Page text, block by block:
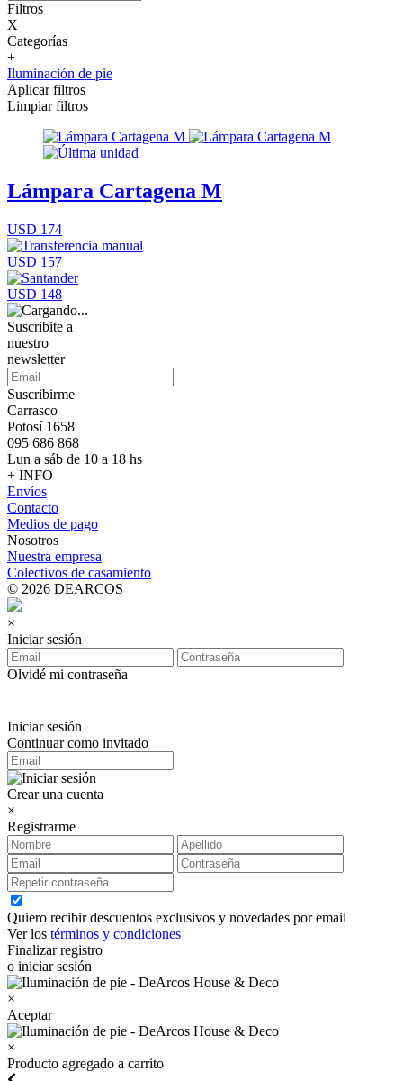
Filtros
X
Categorías
+
Iluminación de pie
Aplicar filtros
Limpiar filtros
Lámpara Cartagena M
USD 174
USD 157
USD 148
Suscribite a
nuestro
newsletter
Suscribirme
Carrasco
Potosí 1658
095 686 868
Lun a sáb de 10 a 18 hs
+ INFO
Envíos
Contacto
Medios de pago
Nosotros
Nuestra empresa
Colectivos de casamiento
© 2026 DEARCOS
×
Iniciar sesión
Olvidé mi contraseña
Iniciar sesión
Continuar como invitado
Crear una cuenta
×
Registrarme
Quiero recibir descuentos exclusivos y novedades por email
Ver los términos y condiciones
Finalizar registro
o iniciar sesión
×
Aceptar
×
Producto agregado a carrito